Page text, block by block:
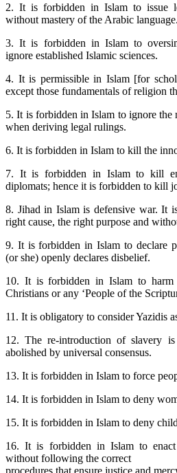
2. It is forbidden in Islam to issue
without mastery of the Arabic language.
3. It is forbidden in Islam to
ignore established Islamic sciences.
4. It is permissible in Islam [for
except those fundamentals of religion
5. It is forbidden in Islam to ignore the
when deriving legal rulings.
6. It is forbidden in Islam to kill the
7. It is forbidden in Islam to kill
diplomats; hence it is forbidden to kill
8. Jihad in Islam is defensive war. It
right cause, the right purpose and
9. It is forbidden in Islam to declare
(or she) openly declares disbelief.
10. It is forbidden in Islam to
Christians or any ‘People of the
11. It is obligatory to consider Yazidis
12. The re-introduction of slavery
abolished by universal consensus.
13. It is forbidden in Islam to force
14. It is forbidden in Islam to deny
15. It is forbidden in Islam to deny
16. It is forbidden in Islam to enact
without following the correct
procedures that ensure justice and